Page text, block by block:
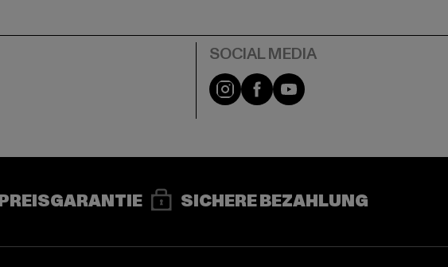
Instagram
FacebookYouTube
SICHERE BEZAHLUNG